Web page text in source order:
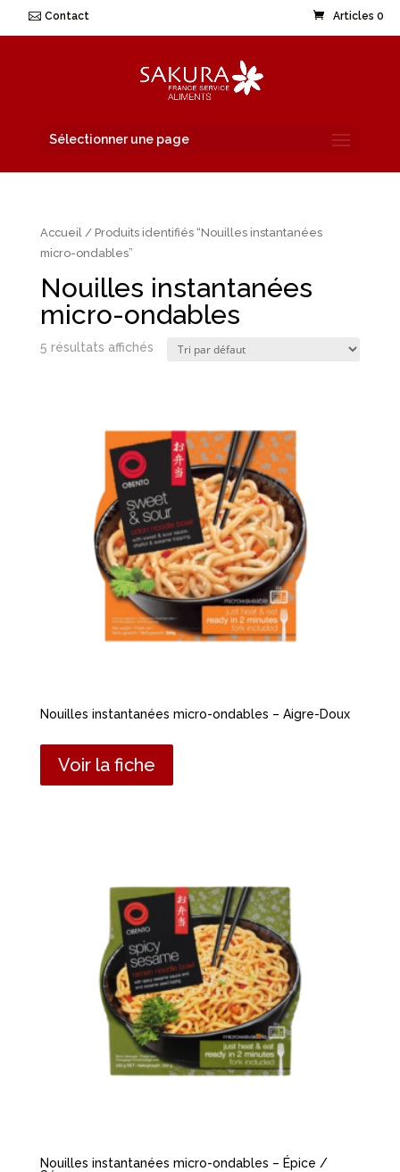
Contact Articles 0
Sélectionner une page
Accueil/ Produits identifiés “Nouilles instantanées
micro-ondables”
Nouilles instantanées
micro-ondables
5 résultats affichés
Nouilles instantanées micro-ondables – Aigre-Doux
Voir la fiche
Nouilles instantanées micro-ondables – Épice /